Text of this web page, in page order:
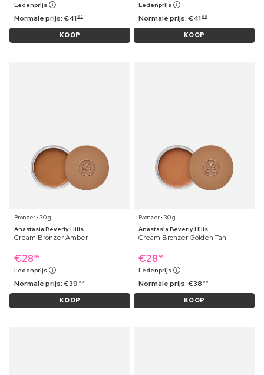
Ledenprijs
Normale prijs:€41 69
KOOP
Ledenprijs
Normale prijs:€41 69
KOOP
Bronzer ⋅ 30 g
Anastasia Beverly Hills
Cream Bronzer Amber
€28 99
Ledenprijs
Normale prijs:€39 99
KOOP
Bronzer ⋅ 30 g
Anastasia Beverly Hills
Cream Bronzer Golden Tan
€28 99
Ledenprijs
Normale prijs:€38 99
KOOP